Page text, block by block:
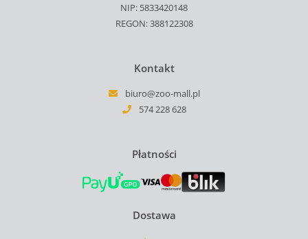
NIP: 5833420148
REGON: 388122308
Kontakt
biuro@zoo-mall.pl
574 228 628
Płatności
Dostawa